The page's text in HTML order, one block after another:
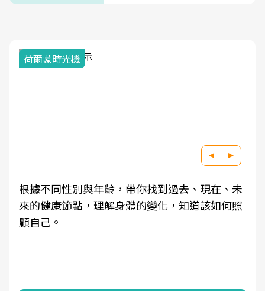
荷爾蒙時光機
根據不同性別與年齡，帶你找到過去、現在、未
來的健康節點，理解身體的變化，知道該如何照
顧自己。